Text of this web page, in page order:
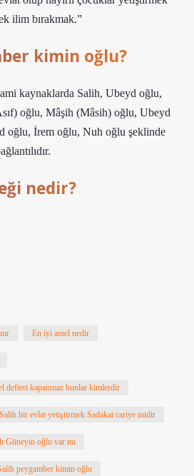
ilim bırakmak.”
kimin oğlu?
kaynaklarda Salih, Ubeyd oğlu,
oğlu, Mâşih (Mâsih) oğlu, Ubeyd
oğlu, İrem oğlu, Nuh oğlu şeklinde
nedir?
En iyi amel nedir
defteri kapanmaz bunlar kimlerdir
Salih bir evlat yetiştirmek Sadakai cariye midir
Güneyin oğlu var mı
peygamber kimin oğlu